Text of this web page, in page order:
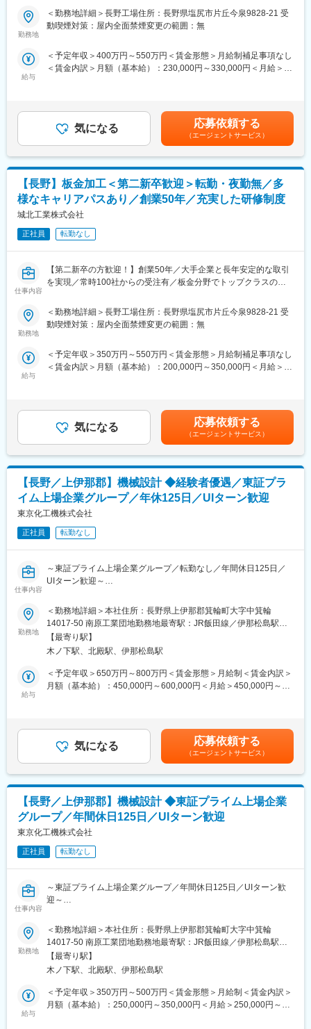
・将来的にはクレーム対応や改善提案を担い、品質領域の中核人
材として活躍いただけます。
コロナの影響はあまり受けておらず、半導体関連が現在好調なた
め、増員での募集となります。現地採用のため将来的にも転勤は
■特徴・魅力
・検査器具を使用して、製品の製造段階での不良品の発見に取組
んで頂きます。
・若手社員中心の職場で、最先端の試作品等のどんな加工にも挑
■補足
・当社の理念・方針などに共感して頂ける方を募集しており、未
経験の方も丁寧に研修しますので、安心して仕事に取組んで頂き
ます。
・工場見学も適宜行っています。
変更の範囲：会社の定める業務
■職務内容：
同社の板金塗装技術者として、塗装業務をお任せいたします。
■業務詳細：
自社の塗装室にてメラミン塗装・又はシルク印刷の業務をお任せ
【材種】アルミ・ステンレス・鉄
【板厚】ｔ0.5～ｔ3.2
■採用背景：
今後の更なる事業成長を見込み今回の採用に至ります。近年は配
線ー組立ー設計のワンストップ生産を強みとして、制御盤や配線
盤の受注量が増えております。
■同社の魅力・特徴：
城北工業株式会社は、精密板金、電気・機構設計、塗装、印刷、
木の各工場で、多品種小ロットから量産まで柔軟に対応できるこ
とから、大手企業を含む幅広い顧客から高い信頼を獲得していま
短納期を実現できる環境も魅力です。創業以来の技術力に加え、
継続的な設備投資や本社工場のリニューアルなど、成長し続ける
◇優位性：
毎月100社ほどの取引先から安定的に依頼を受けており、特定の
◇働きやすい環境：
昇給、昇格、賞与は年功序列ではなく頑張った人に頑張った分だ
け評価が得られるような制度です。実際に入社5年目で係長や部長
等のマネジメントクラスへの昇格が叶った社員もいます。定着率
も高く、10年以上務める社員も多くいます。残業時間も30時間程
度と効率を重視した働き方を推奨しています。平均勤続年数も9
年、10年以上勤務しているメンバーは70名であり、全社割合43％
となっております。
勤務地
＜勤務地詳細＞長野工場住所：長野県塩尻市片丘今泉9828-21 受
動喫煙対策：屋内全面禁煙変更の範囲：無
給与
＜予定年収＞400万円～550万円＜賃金形態＞月給制補足事項なし
＜賃金内訳＞月額（基本給）：230,000円～330,000円＜月給＞
年収製造職（曲げ） 年齢30代入社暦 4年 年収500万円賃金は
あくまでも目安の金額であり、選考を通じて上下する可能性があ
ります。月給(月額)は固定手当を含めた表記です。
気になる 応募依頼する
（エージェントサービス）
【長野】板金加工＜第二新卒歓迎＞転勤・夜勤無／多
様なキャリアパスあり／創業50年／充実した研修制度
城北工業株式会社
正社員 転勤なし
仕事内容
【第二新卒の方歓迎！】創業50年／大手企業と長年安定的な取引
を実現／常時100社からの受注有／板金分野でトップクラスの優
■職務内容：
同社の板金加工技術者としての採用です。機械オペレーター、溶
多能工を目指していただくためスキルマップ表をもとに様々な工
程を経験していきます。（3～5年程度）
製品例：半導体製造装置部品／カメラケース／大型パネル部品／
インクジェット製品／ネームプレート／配電盤／制御盤等
【材種】アルミ・ステンレス・鉄
【板厚】ｔ0.5～ｔ3.2
■採用背景：
今後の更なる事業成長を見込み今回の採用に至ります。近年は配
線ー組立ー設計のワンストップ生産を強みとして、制御盤や配線
盤の受注量が増えております。
組立配線までを一貫して行う総合メーカーで、多様な製造ニーズ
に応えられる強みがあります。最新設備を備えた本社・長野・厚
とから、大手企業を含む幅広い顧客から高い信頼を獲得していま
す。設計から製造・検査まで自社内で完結できるため、高品質・
短納期を実現できる環境も魅力です。創業以来の技術力に加え、
継続的な設備投資や本社工場のリニューアルなど、成長し続ける
ものづくり企業として安定性と将来性を兼ね備えています。
◇優位性：
徴です。
等のマネジメントクラスへの昇格が叶った社員もいます。定着率
も高く、10年以上務める社員も多くいます。残業時間も30時間程
度と効率を重視した働き方を推奨しています。平均勤続年数も9
年、10年以上勤務しているメンバーは70名であり、全社割合43％
となっております。
変更の範囲：会社の定める業務
勤務地
＜勤務地詳細＞長野工場住所：長野県塩尻市片丘今泉9828-21 受
動喫煙対策：屋内全面禁煙変更の範囲：無
給与
＜予定年収＞350万円～550万円＜賃金形態＞月給制補足事項なし
＜賃金内訳＞月額（基本給）：200,000円～350,000円＜月給＞
年収製造職（曲げ） 年齢30代入社暦 4年 年収500万円賃金は
あくまでも目安の金額であり、選考を通じて上下する可能性があ
ります。月給(月額)は固定手当を含めた表記です。
気になる 応募依頼する
（エージェントサービス）
【長野／上伊那郡】機械設計 ◆経験者優遇／東証プラ
イム上場企業グループ／年休125日／UIターン歓迎
東京化工機株式会社
正社員 転勤なし
仕事内容
～東証プライム上場企業グループ／転勤なし／年間休日125日／
UIターン歓迎～
■仕事内容：
プリント配線板製造装置やフラットパネルの表面処理装置の設計
製造を行う当社にて機械設計を担当いただきます。ご経験に応じ
てお任せする業務を調整します。
■詳細：
・CADを使用した機械設計(構想設計、基本設計、詳細設計)
・社内の製造、営業、購買部門との打ち合わせ
※当社はプリント配線基板製造用機械の製造販売を行っています。
レベルに応じた研修を実施します。
■補足：
・本社2階が設計業務などを行う事務所となり、1階が製造現場と
・仕様の打ち合わせなど顧客との商談は、経験を積んで頂いてか
らお任せします。
作業を行うことがございます。エリアは日本全国が対象で、一部
韓国・中国など海外工場へ伺う可能性もあります。
■当社について：
当社は創業以来58年間にわたり、プリント配線板製造装置メーカ
ーとして、エレクトロニクス業界の進展と共に歩んで参りまし
た。
れ、国内・海外のお客様に高い納入実績を誇っております。主に
はパナソニック・日立・富士通・ソニーなど大手メーカーと直接
勤務地
＜勤務地詳細＞本社住所：長野県上伊那郡箕輪町大字中箕輪
14017-50 南原工業団地勤務地最寄駅：JR飯田線／伊那松島駅受
動喫煙対策：その他（■喫煙室設置）変更の範囲：会社の定める事
業所
【最寄り駅】
木ノ下駅、北殿駅、伊那松島駅
給与
＜予定年収＞650万円～800万円＜賃金形態＞月給制＜賃金内訳＞
月額（基本給）：450,000円～600,000円＜月給＞450,000円～
気になる 応募依頼する
（エージェントサービス）
【長野／上伊那郡】機械設計 ◆東証プライム上場企業
グループ／年間休日125日／UIターン歓迎
東京化工機株式会社
正社員 転勤なし
仕事内容
～東証プライム上場企業グループ／年間休日125日／UIターン歓
迎～
■仕事内容：
プリント配線板製造装置やフラットパネルの表面処理装置の設計
製造を行う当社にて、プリント配線基板製造装置の機械設計を担
当いただきます。二次元三次元設計ソフトを使用し、装置の構造
設計や図面作成を行います（メイン作業は二次元）。
■詳細：
・プリント配線基板製造装置の機械設計
勤務地
＜勤務地詳細＞本社住所：長野県上伊那郡箕輪町大字中箕輪
14017-50 南原工業団地勤務地最寄駅：JR飯田線／伊那松島駅受
動喫煙対策：その他（■喫煙室設置）変更の範囲：会社の定める事
業所
【最寄り駅】
木ノ下駅、北殿駅、伊那松島駅
給与
＜予定年収＞350万円～500万円＜賃金形態＞月給制＜賃金内訳＞
月額（基本給）：250,000円～350,000円＜月給＞250,000円～